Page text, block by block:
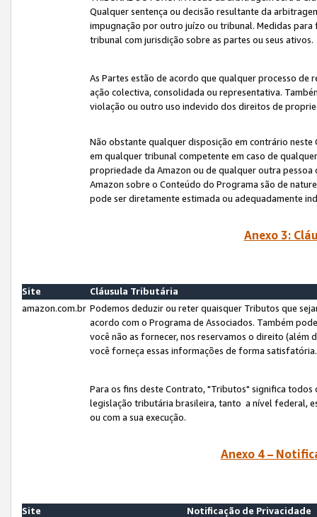
Qualquer sentença ou decisão resultante da
impugnação por outro juízo ou tribunal. Medidas
tribunal com jurisdição sobre as partes ou seus ativos.
As Partes estão de acordo que qualquer processo
ação colectiva, consolidada ou representativa.
violação ou outro uso indevido dos direitos de
Não obstante qualquer disposição em contrário
em qualquer tribunal competente em caso de
propriedade da Amazon ou de qualquer outra
Amazon sobre o Conteúdo do Programa são de
pode ser diretamente estimada ou adequadamente
Anexo 3:
Site
Cláusula Tributária
amazon.com.br Podemos deduzir ou reter quaisquer Tributos que
acordo com o Programa de Associados. Também
você não as fornecer, nos reservamos o direito (além
você forneça essas informações de forma
Para os fins deste Contrato, "Tributos" significa
legislação tributária brasileira, tanto a nível federal,
ou com a sua execução.
Anexo 4 –
Site
Notificação de Privacidade